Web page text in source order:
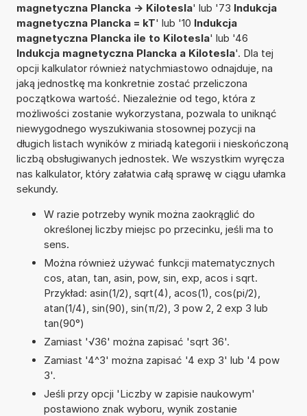
magnetyczna Plancka -> Kilotesla' lub '73 Indukcja
magnetyczna Plancka = kT' lub '10 Indukcja
magnetyczna Plancka ile to Kilotesla' lub '46
Indukcja magnetyczna Plancka a Kilotesla'. Dla tej
opcji kalkulator również natychmiastowo odnajduje, na
jaką jednostkę ma konkretnie zostać przeliczona
początkowa wartość. Niezależnie od tego, która z
możliwości zostanie wykorzystana, pozwala to uniknąć
niewygodnego wyszukiwania stosownej pozycji na
długich listach wyników z miriadą kategorii i nieskończoną
liczbą obsługiwanych jednostek. We wszystkim wyręcza
nas kalkulator, który załatwia całą sprawę w ciągu ułamka
sekundy.
W razie potrzeby wynik można zaokrąglić do
określonej liczby miejsc po przecinku, jeśli ma to
sens.
Można również używać funkcji matematycznych
cos, atan, tan, asin, pow, sin, exp, acos i sqrt.
Przykład: asin(1/2), sqrt(4), acos(1), cos(pi/2),
atan(1/4), sin(90), sin(π/2), 3 pow 2, 2 exp 3 lub
tan(90°)
Zamiast '√36' można zapisać 'sqrt 36'.
Zamiast '4^3' można zapisać '4 exp 3' lub '4 pow
3'.
Jeśli przy opcji 'Liczby w zapisie naukowym'
postawiono znak wyboru, wynik zostanie